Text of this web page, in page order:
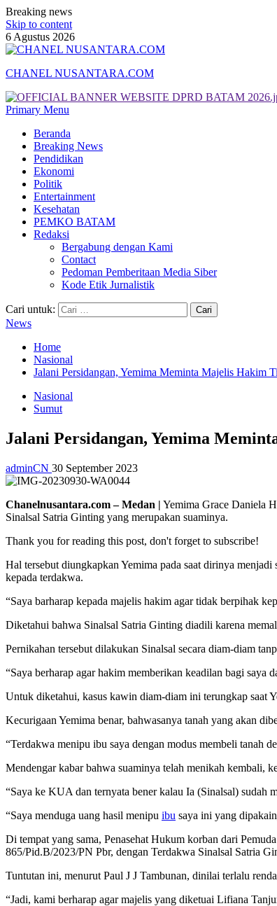
Breaking news
Skip to content
6 Agustus 2026
CHANEL NUSANTARA.COM
Primary Menu
Beranda
Breaking News
Pendidikan
Ekonomi
Politik
Entertainment
Kesehatan
PEMKO BATAM
Redaksi
Bergabung dengan Kami
Contact
Pedoman Pemberitaan Media Siber
Kode Etik Jurnalistik
Cari untuk:
News
Home
Nasional
Jalani Persidangan, Yemima Meminta Majelis Hakim
Nasional
Sumut
Jalani Persidangan, Yemima
adminCN 30 September 2023
Chanelnusantara.com – Medan | Yemima Grace Daniela
Sinalsal Satria Ginting yang merupakan suaminya.
Thank you for reading this post, don't forget to subscribe!
Hal tersebut diungkapkan Yemima pada saat dirinya
kepada terdakwa.
“Saya barharap kepada majelis hakim agar tidak berpihak
Diketahui bahwa Sinalsal Satria Ginting diadili karena
Pernikahan tersebut dilakukan Sinalsal secara diam-diam
“Saya berharap agar hakim memberikan keadilan bagi saya
Untuk diketahui, kasus kawin diam-diam ini terungkap saat
Kecurigaan Yemima benar, bahwasanya tanah yang akan
“Terdakwa menipu ibu saya dengan modus membeli tanah
Mendengar kabar bahwa suaminya telah menikah kembali,
“Saya ke KUA dan ternyata bener kalau Ia (Sinalsal) sudah
“Saya menduga uang hasil menipu ibu saya ini yang
Di tempat yang sama, Penasehat Hukum korban dari
865/Pid.B/2023/PN Pbr, dengan Terdakwa Sinalsal Satria
Tuntutan ini, menurut Paul J J Tambunan, dinilai terlalu
“Jadi, kami berharap agar majelis yang diketuai Lifiana